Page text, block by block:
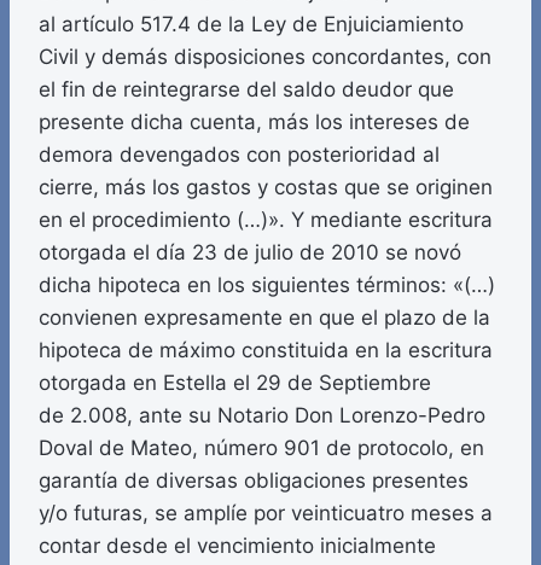
al artículo 517.4 de la Ley de Enjuiciamiento
Civil y demás disposiciones concordantes, con
el fin de reintegrarse del saldo deudor que
presente dicha cuenta, más los intereses de
demora devengados con posterioridad al
cierre, más los gastos y costas que se originen
en el procedimiento (…)». Y mediante escritura
otorgada el día 23 de julio de 2010 se novó
dicha hipoteca en los siguientes términos: «(…)
convienen expresamente en que el plazo de la
hipoteca de máximo constituida en la escritura
otorgada en Estella el 29 de Septiembre
de 2.008, ante su Notario Don Lorenzo-Pedro
Doval de Mateo, número 901 de protocolo, en
garantía de diversas obligaciones presentes
y/o futuras, se amplíe por veinticuatro meses a
contar desde el vencimiento inicialmente